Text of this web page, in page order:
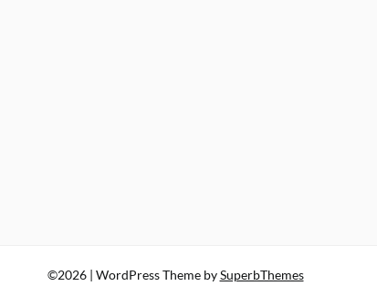
©2026 | WordPress Theme bySuperbThemes